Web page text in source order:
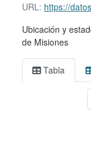
URL: https://datos.misiones.gob.ar/
Ubicación y
de Misiones
Tabla